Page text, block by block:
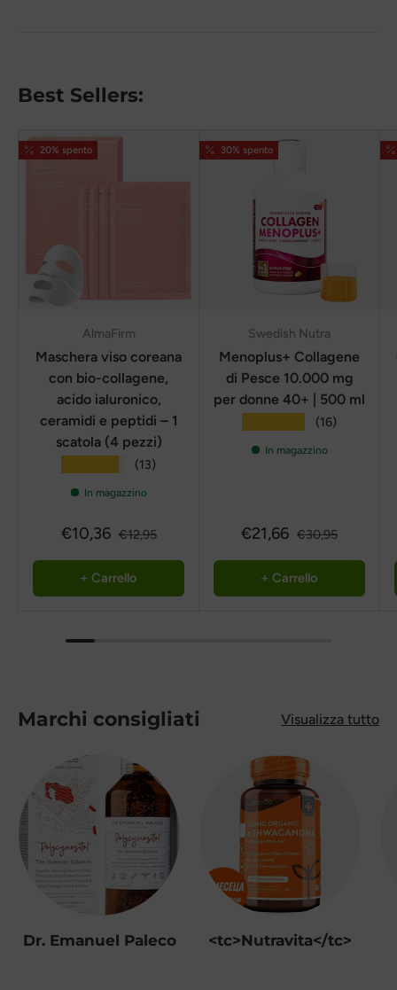
Best Sellers:
20% spento
AlmaFirm
Maschera viso coreana
con bio-collagene,
acido ialuronico,
ceramidi e peptidi – 1
scatola (4 pezzi)
(13)
In magazzino
€10,36 €12,95
+ Carrello
30% spento
Swedish Nutra
Menoplus+ Collagene
di Pesce 10.000 mg
per donne 40+ | 500 ml
(16)
In magazzino
€21,66 €30,95
+ Carrello
Marchi consigliati Visualizza tutto
Dr. Emanuel Paleco <tc>Nutravita</tc>